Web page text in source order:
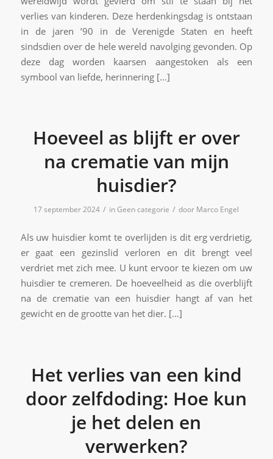
verlies van kinderen. Deze herdenkingsdag is ontstaan
in de jaren ’90 in de Verenigde Staten en heeft
sindsdien over de hele wereld navolging gevonden. Op
deze dag worden kaarsen aangestoken als een
symbool van liefde, herinnering […]
Hoeveel as blijft er over
na crematie van mijn
huisdier?
17 september 2024 / inGeen categorie / door Marco Engel
Als uw huisdier komt te overlijden is dit erg verdrietig,
er gaat een gezinslid verloren en dit brengt veel
verdriet met zich mee. U kunt ervoor te kiezen om uw
huisdier te cremeren. De hoeveelheid as die overblijft
na de crematie van een huisdier hangt af van het
gewicht en de grootte van het dier. […]
Het verlies van een kind
door zelfdoding: Hoe kun
je het delen en
verwerken?